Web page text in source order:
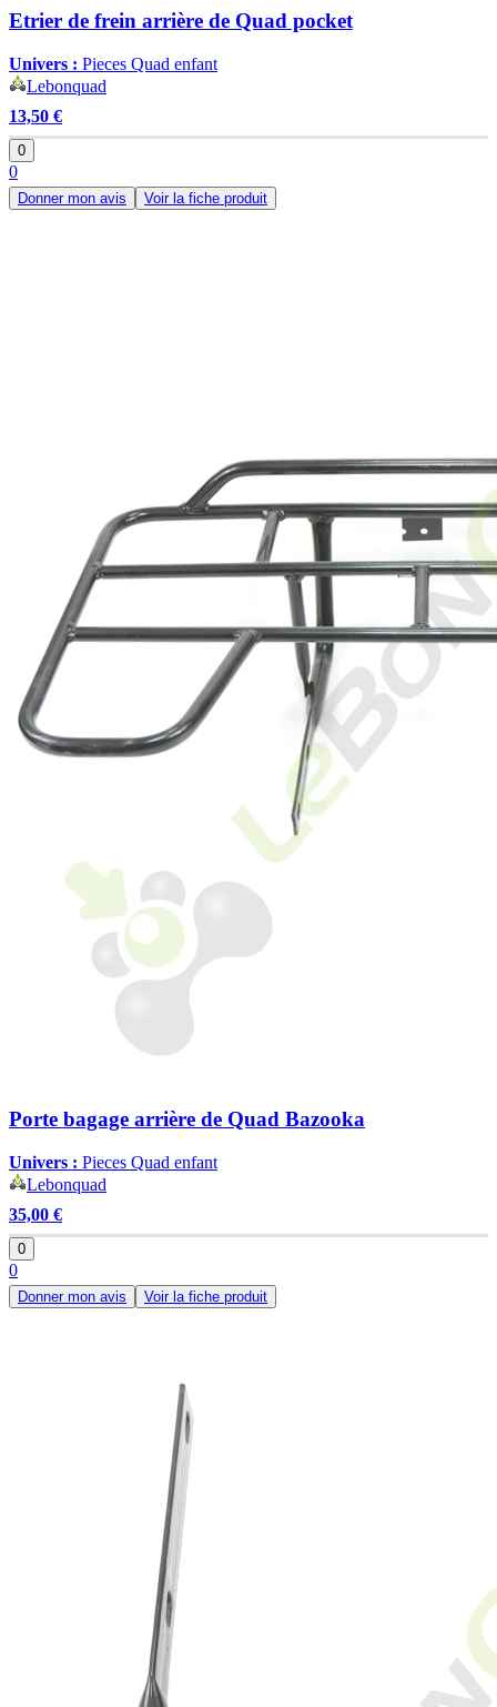
Etrier de frein arrière de Quad pocket
Univers : Pieces Quad enfant
Lebonquad
13,50 €
0
0
Donner mon avis Voir la fiche produit
Porte bagage arrière de Quad Bazooka
Univers : Pieces Quad enfant
Lebonquad
35,00 €
0
0
Donner mon avis Voir la fiche produit